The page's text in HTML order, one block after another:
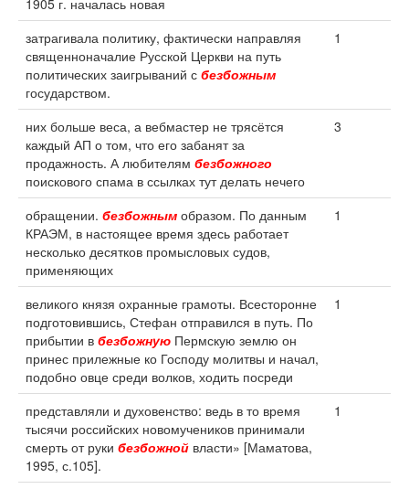
1905 г. началась новая
затрагивала политику, фактически направляя
священноначалие Русской Церкви на путь
политических заигрываний с безбожным
государством.
1
них больше веса, а вебмастер не трясётся
каждый АП о том, что его забанят за
продажность. А любителям безбожного
поискового спама в ссылках тут делать нечего
3
обращении. безбожным образом. По данным
КРАЭМ, в настоящее время здесь работает
несколько десятков промысловых судов,
применяющих
1
великого князя охранные грамоты. Всесторонне
подготовившись, Стефан отправился в путь. По
прибытии в безбожную Пермскую землю он
принес прилежные ко Господу молитвы и начал,
подобно овце среди волков, ходить посреди
1
представляли и духовенство: ведь в то время
тысячи российских новомучеников принимали
смерть от руки безбожной власти» [Маматова,
1995, с.105].
1